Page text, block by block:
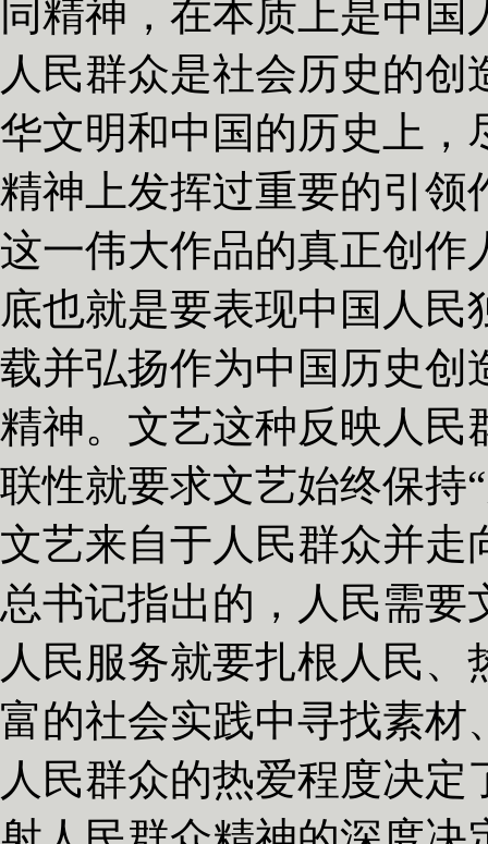
同精神，在本质上是中
人民群众是社会历史的
华文明和中国的历史上，
精神上发挥过重要的引领
这一伟大作品的真正创作
底也就是要表现中国人
载并弘扬作为中国历史创
精神。文艺这种反映人民
联性就要求文艺始终保持
文艺来自于人民群众并走
总书记指出的，人民需要
人民服务就要扎根人民
富的社会实践中寻找素材
人民群众的热爱程度决